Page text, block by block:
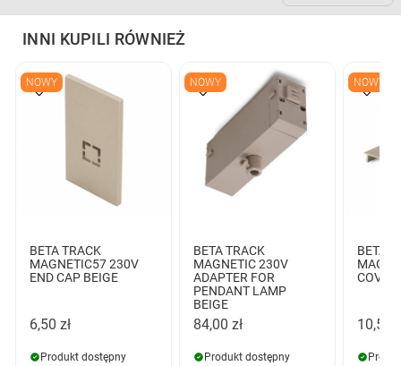
INNI KUPILI RÓWNIEŻ
NOWY
BETA TRACK
MAGNETIC57 230V
END CAP BEIGE
6,50 zł
Produkt dostępny
NOWY
BETA TRACK
MAGNETIC 230V
ADAPTER FOR
PENDANT LAMP
BEIGE
84,00 zł
Produkt dostępny
NOWY
BETA
COVER
10,50